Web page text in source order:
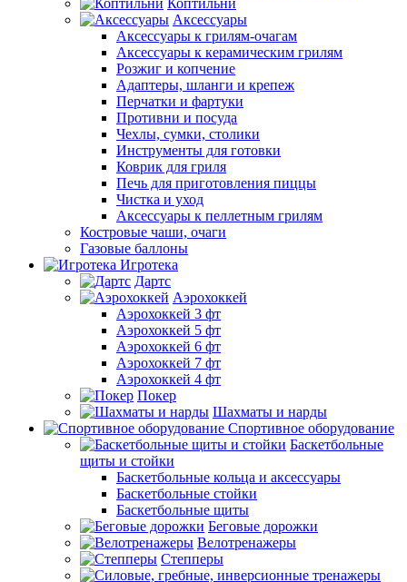
Аксессуары
Аксессуары к грилям-очагам
Аксессуары к керамическим грилям
Розжиг и копчение
Адаптеры, шланги и крепеж
Перчатки и фартуки
Противни и посуда
Чехлы, сумки, столики
Инструменты для готовки
Коврик для гриля
Печь для приготовления пиццы
Чистка и уход
Аксессуары к пеллетным грилям
Костровые чаши, очаги
Газовые баллоны
Игротека
Дартс
Аэрохоккей
Аэрохоккей 3 фт
Аэрохоккей 5 фт
Аэрохоккей 6 фт
Аэрохоккей 7 фт
Аэрохоккей 4 фт
Покер
Шахматы и нарды
Спортивное оборудование
Баскетбольные
щиты и стойки
Баскетбольные кольца и аксессуары
Баскетбольные стойки
Баскетбольные щиты
Беговые дорожки
Велотренажеры
Степперы